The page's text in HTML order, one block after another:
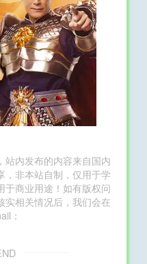
站内发布的内容来自国内
，非本站自制，仅用于学
于商业用途！如有版权问
实相关情况后，我们会在
：